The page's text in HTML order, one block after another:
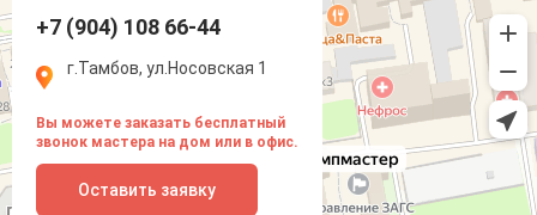
+7 (904) 108 66-44
г.Тамбов, ул.Носовская 1
Вы можете заказать бесплатный
звонок мастера на дом или в офис.
Оставить заявку